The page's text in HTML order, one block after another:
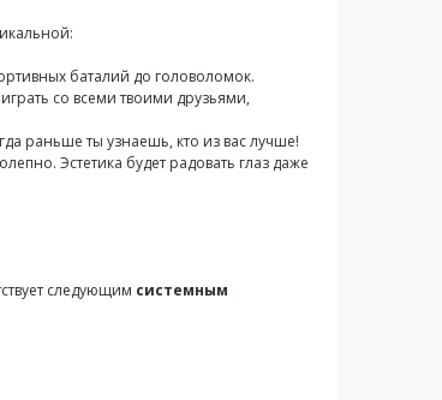
баталий до головоломок.
со всеми твоими друзьями,
раньше ты узнаешь, кто из вас лучше!
Эстетика будет радовать глаз даже
следующим системным